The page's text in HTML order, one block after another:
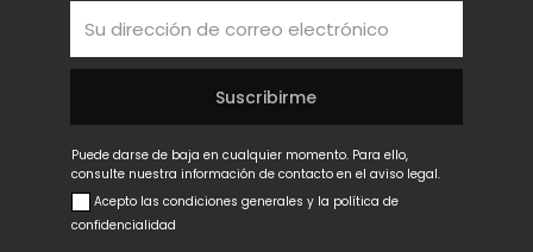
Puede darse de baja en cualquier momento. Para ello,
consulte nuestra información de contacto en el aviso legal.
Acepto las condiciones generales y la política de
confidencialidad